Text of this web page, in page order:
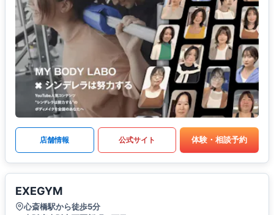
店舗情報 公式サイト 体験・相談予約
EXEGYM
心斎橋駅から徒歩5分